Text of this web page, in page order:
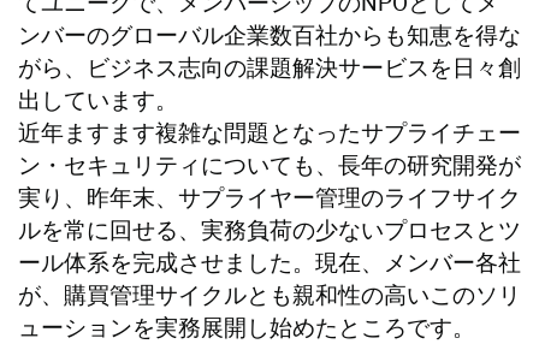
ンバーのグローバル企業数百社からも知恵を得な
がら、ビジネス志向の課題解決サービスを日々創
出しています。
近年ますます複雑な問題となったサプライチェー
ン・セキュリティについても、長年の研究開発が
実り、昨年末、サプライヤー管理のライフサイク
ルを常に回せる、実務負荷の少ないプロセスとツ
ール体系を完成させました。現在、メンバー各社
が、購買管理サイクルとも親和性の高いこのソリ
ューションを実務展開し始めたところです。